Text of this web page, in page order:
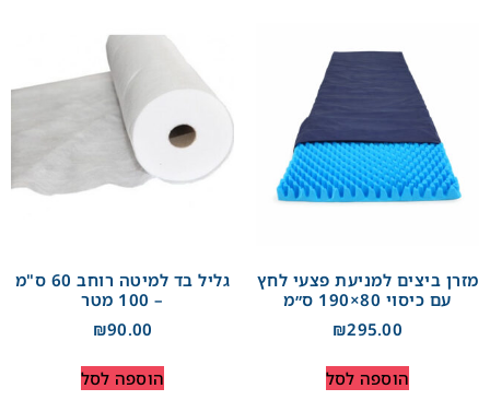
מזרן ביצים למניעת פצעי לחץ
עם כיסוי 80×190 ס״מ
₪295.00
הוספה לסל
גליל בד למיטה רוחב 60 ס"מ
– 100 מטר
₪90.00
הוספה לסל